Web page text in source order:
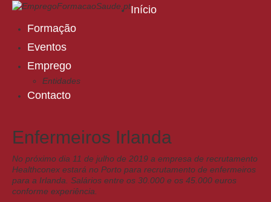
Início
Formação
Eventos
Emprego
Entidades
Contacto
Enfermeiros Irlanda
No próximo dia 11 de julho de 2019 a empresa de recrutamento
Healthconex estará no Porto para recrutamento de enfermeiros
para a Irlanda. Salários entre os 30.000 e os 45.000 euros
conforme experiência.